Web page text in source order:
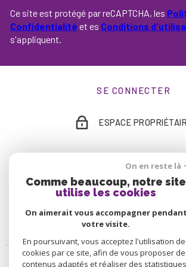
Ce site est protégé par reCAPTCHA, les
Confidentialité et es Conditions
s'appliquent.
SE CONNECTER
ESPACE
On en reste là
Comme beaucoup, notre site
utilise les cookies
On aimerait vous accompagner pendant
votre visite.
En poursuivant, vous acceptez l'utilisation
cookies par ce site, afin de vous proposer
contenus adaptés et réaliser des